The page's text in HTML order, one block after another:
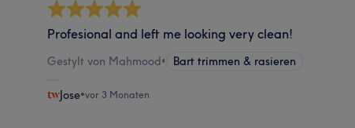
Profesional and left me looking very clean!
Gestylt von Mahmood• Bart trimmen & rasieren
Jose•vor 3 Monaten